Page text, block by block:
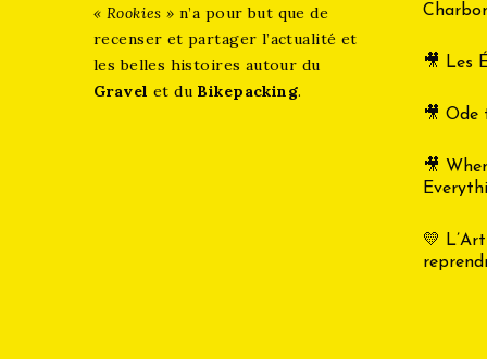
« Rookies »n’a pour but que de
recenser et partager l’actualité et
les belles histoires autour du
Gravel et du Bikepacking.
🎥 Les
🎥 Ode
🎥
💛